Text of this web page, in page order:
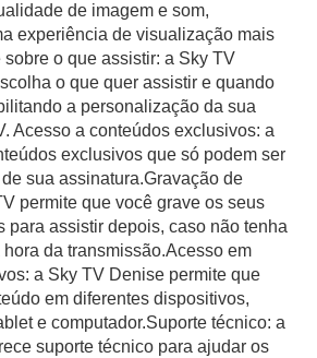
de imagem e som,
experiência de visualização mais
o que assistir: a Sky TV
o que quer assistir e quando
a personalização da sua
Acesso a conteúdos exclusivos: a
exclusivos que só podem ser
sua assinatura.Gravação de
permite que você grave os seus
para assistir depois, caso não tenha
da transmissão.Acesso em
a Sky TV Denise permite que
em diferentes dispositivos,
e computador.Suporte técnico: a
suporte técnico para ajudar os